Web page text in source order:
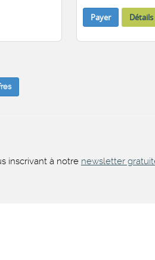
Payer Détails
inscrivant à notre newsletter